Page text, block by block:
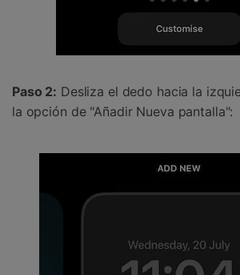
Paso 2: Desliza el dedo hacia la
la opción de "Añadir Nueva pantalla":